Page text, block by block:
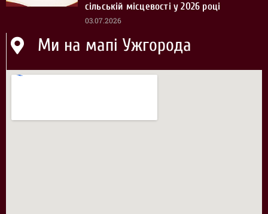
сільській місцевості у 2026 році
03.07.2026
Ми на мапі Ужгорода